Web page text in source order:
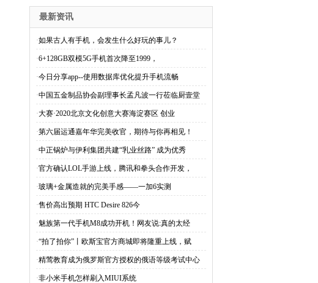
最新资讯
·如果古人有手机，会发生什么好玩的事儿？
·6+128GB双模5G手机首次降至1999，
·今日分享app--使用数据库优化提升手机流畅
·中国五金制品协会副理事长孟凡波一行莅临厨壹堂
·大赛·2020北京文化创意大赛海淀赛区 创业
·第六届运通嘉年华完美收官，期待与你再相见！
·中正锅炉与伊利集团共建“乳业丝路” 成为优秀
·官方确认LOL手游上线，腾讯和拳头合作开发，
·玻璃+金属造就的完美手感——一加6实测
·售价高出预期 HTC Desire 826今
·魅族第一代手机M8成功开机！网友说:真的太经
·“拍了拍你”丨欧斯宝官方商城即将隆重上线，赋
·精莺教育成为俄罗斯官方授权的俄语等级考试中心
·非小米手机怎样刷入MIUI系统